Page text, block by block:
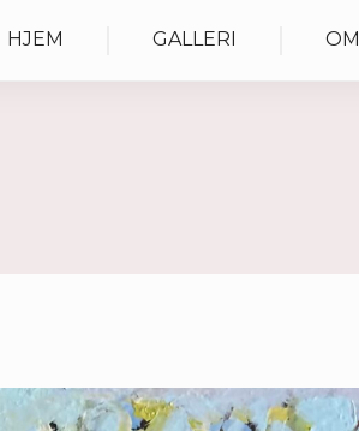
HJEM GALLERI OM